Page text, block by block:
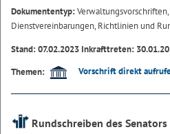
Dokumententyp:
Dienstvereinbarungen, Richtlinien und
Stand: 07.02.2023 Inkrafttreten:
Themen:
Vorschrift direkt
Rundschreiben des